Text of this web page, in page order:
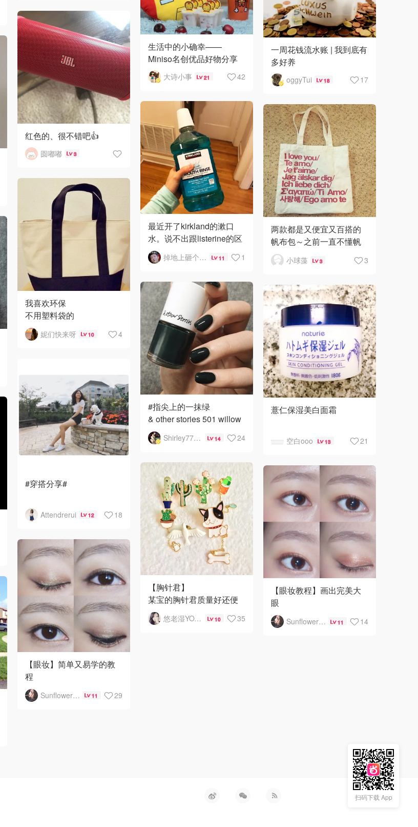
生活中的小确幸——
Miniso名创优品好物分享
大诗小事 21 42
一周花钱流水账 | 我到底有
多好养
oggyTui 18 17
红色的、很不错吧👍
圆嘟嘟 3
最近开了kirkland的漱口
水。说不出跟listerine的区
别，也挺辣嘴。均价比
listerine的便宜。暂时觉得
掉地上砸个大坑 11 1
两款都是又便宜又百搭的
帆布包～之前一直不懂帆
布包的好，今年突然开窍
买了黑白两色～第一个很
的我爱你！
小球藻 3 3
我喜欢环保
不用塑料袋的
每次去超市都会带上它，
能装好多妮们快来呀 10 4
#指尖上的一抹绿
& other stories 501 willow
leaves
刷了两层的
Shirley7777777 14 24
薏仁保湿美白面霜
大碗。霜体是啫喱状，很
是很好（可以是我抹太多
了？）
空白ooo 13 21
#穿搭分享#
天气慢慢在转凉，趁着还
可以穿短裤的时节再露露
?：小马哥的相机包是我在
参加活动得到奖品，粉粉
方方
Attendrerui 12 18
【胸针君】
某宝的胸针君质量好还便
宜，我收藏的胸针多是动
植物的，偶尔有些看着特
悠老湿YOYO 10 35
【眼妆教程】画出完美大
眼
用到的产品：Sunflower81_ 11 14
【眼妆】简单又易学的教
程
用到的产品：Sunflower81_ 11 29
扫码下载 App